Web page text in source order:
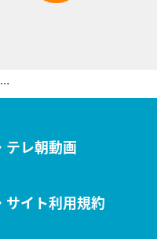
インパルス・堤下、相方・板倉とのコントについて聞かれ…「なんで今やってない？」
テレ朝動画
サイト利用規約